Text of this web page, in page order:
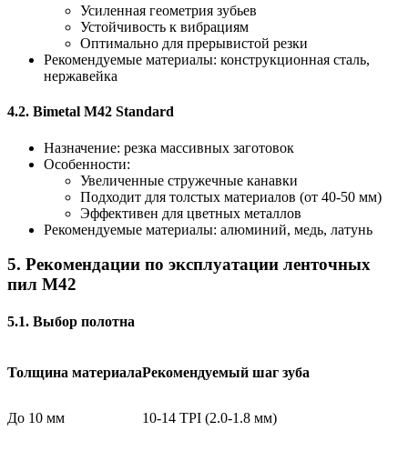
Усиленная геометрия зубьев
Устойчивость к вибрациям
Оптимально для прерывистой резки
Рекомендуемые материалы: конструкционная сталь,
нержавейка
4.2. Bimetal M42 Standard
Назначение: резка массивных заготовок
Особенности:
Увеличенные стружечные канавки
Подходит для толстых материалов (от 40-50 мм)
Эффективен для цветных металлов
Рекомендуемые материалы: алюминий, медь, латунь
5. Рекомендации по эксплуатации ленточных
пил M42
5.1. Выбор полотна
Толщина материалаРекомендуемый шаг зуба
До 10 мм 10-14 TPI (2.0-1.8 мм)